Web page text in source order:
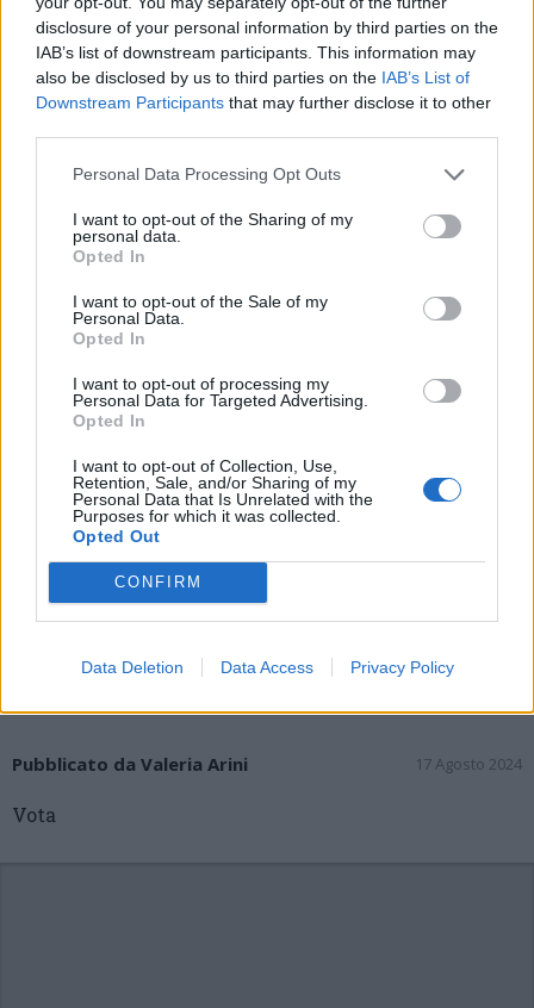
disclosure of your personal information by third parties on the
IAB’s list of downstream participants. This information may
also be disclosed by us to third parties on the IAB’s List of
Downstream Participants that may further disclose it to other
Personal Data Processing Opt Outs
I want to opt-out of the Sharing of my
personal data.
Opted In
I want to opt-out of the Sale of my
Personal Data.
Opted In
I want to opt-out of processing my
Personal Data for Targeted Advertising.
Opted In
I want to opt-out of Collection, Use,
Retention, Sale, and/or Sharing of my
Personal Data that Is Unrelated with the
Purposes for which it was collected.
Opted Out
CONFIRM
Data Deletion Data Access Privacy Policy
Pubblicato da Valeria Arini 17 Agosto 2024
Vota